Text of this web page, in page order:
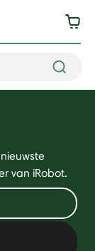
van iRobot.